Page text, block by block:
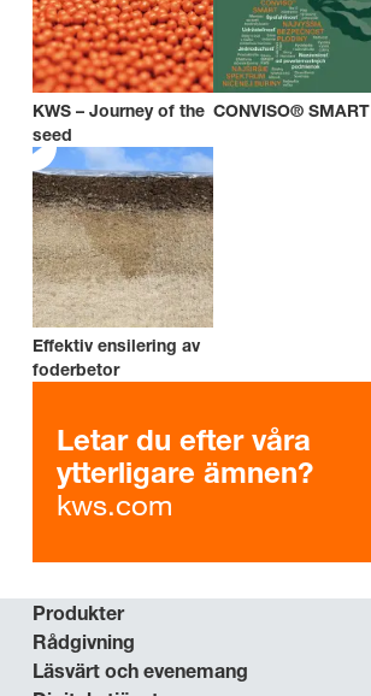
KWS – Journey of the
seed
CONVISO® SMART
Effektiv ensilering av
foderbetor
Letar du efter våra
ytterligare ämnen?
kws.com
Produkter
Rådgivning
Läsvärt och evenemang